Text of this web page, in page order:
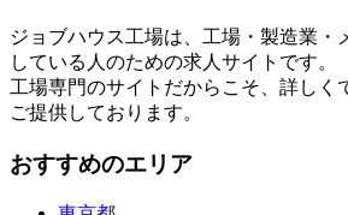
ジョブハウス工場は、工場・製造業・
している人のための求人サイトです。
工場専門のサイトだからこそ、詳しく
ご提供しております。
おすすめのエリア